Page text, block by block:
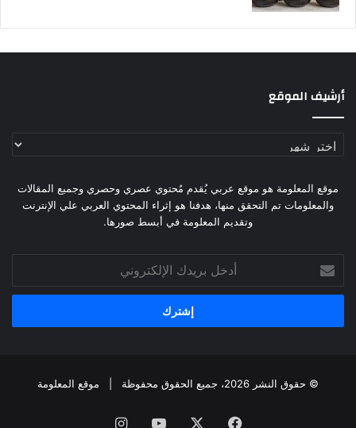
أرشيف الموقع
أرشيف
موقع المعلومة هو موقع عربي يُقدم مُحتوي عصري وحصري وجميع المقالات
والمعلومات تم التحقق منها، هدفنا هو إثراء المحتوي العربي علي الإنترنت
وتقديم المعلومة في أبسط صورها.
بريدك
الإلكتروني
© حقوق النشر 2026، جميع الحقوق محفوظة | موقع المعلومة
فيسبوك يوتيوبانستقرام